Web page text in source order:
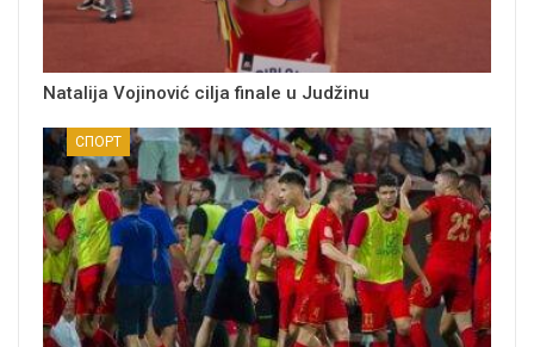
Natalija Vojinović cilja finale u Judžinu
СПОРТ